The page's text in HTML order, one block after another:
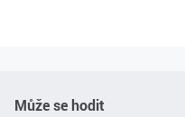
Může se hodit